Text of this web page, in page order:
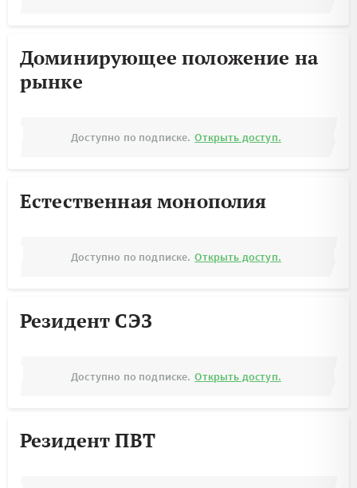
Доминирующее положение на
рынке
Доступно по подписке. Открыть доступ.
Естественная монополия
Доступно по подписке. Открыть доступ.
Резидент СЭЗ
Доступно по подписке. Открыть доступ.
Резидент ПВТ